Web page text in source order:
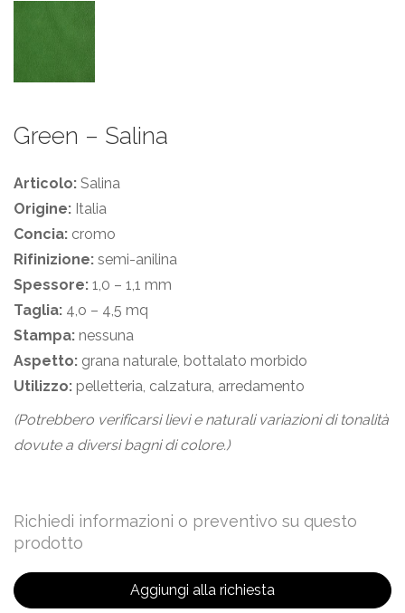
Green – Salina
Articolo: Salina
Origine: Italia
Concia: cromo
Rifinizione: semi-anilina
Spessore: 1,0 – 1,1 mm
Taglia: 4,o – 4,5 mq
Stampa: nessuna
Aspetto: grana naturale, bottalato morbido
Utilizzo: pelletteria, calzatura, arredamento
(Potrebbero verificarsi lievi e naturali variazioni di tonalità
dovute a diversi bagni di colore.)
Richiedi informazioni o preventivo su questo
prodotto
Aggiungi alla richiesta